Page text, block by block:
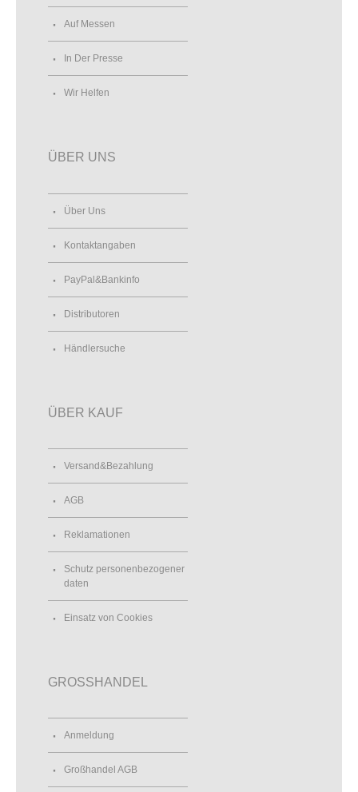
Auf Messen
In Der Presse
Wir Helfen
ÜBER UNS
Über Uns
Kontaktangaben
PayPal&Bankinfo
Distributoren
Händlersuche
ÜBER KAUF
Versand&Bezahlung
AGB
Reklamationen
Schutz personenbezogener
daten
Einsatz von Cookies
GROSSHANDEL
Anmeldung
Großhandel AGB